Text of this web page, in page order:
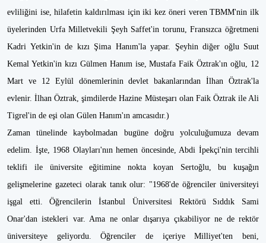
evliliğini ise, hilafetin kaldırılması için iki kez öneri veren TBMM'nin ilk
üyelerinden Urfa Milletvekili Şeyh Saffet'in torunu, Fransızca öğretmeni
Kadri Yetkin'in de kızı Şima Hanım'la yapar. Şeyhin diğer oğlu Suut
Kemal Yetkin'in kızı Gülmen Hanım ise, Mustafa Faik Öztrak'ın oğlu, 12
Mart ve 12 Eylül dönemlerinin devlet bakanlarından İlhan Öztrak'la
evlenir. İlhan Öztrak, şimdilerde Hazine Müsteşarı olan Faik Öztrak ile Ali
Tigrel'in de eşi olan Gülen Hanım'ın amcasıdır.)
Zaman tünelinde kaybolmadan bugüne doğru yolculuğumuza devam
edelim. İşte, 1968 Olayları'nın hemen öncesinde, Abdi İpekçi'nin tercihli
teklifi ile üniversite eğitimine nokta koyan Sertoğlu, bu kuşağın
gelişmelerine gazeteci olarak tanık olur: "1968'de öğrenciler üniversiteyi
işgal etti. Öğrencilerin İstanbul Üniversitesi Rektörü Sıddık Sami
Onar'dan istekleri var. Ama ne onlar dışarıya çıkabiliyor ne de rektör
üniversiteye geliyordu. Öğrenciler de içeriye Milliyet'ten beni,